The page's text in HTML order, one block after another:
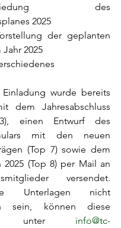
des
2025
der geplanten
Jahr 2025
wurde bereits
dem Jahresabschluss
einen Entwurf des
mit den neuen
(Top 7) sowie dem
2025 (Top 8) per Mail an
versendet.
Unterlagen nicht
sein, können diese
unter info@tc-